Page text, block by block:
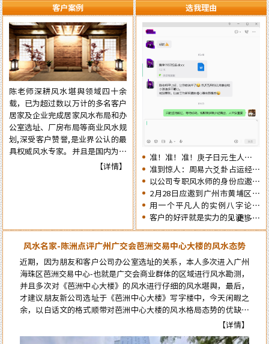
择吉中做到正确，就需要了解一下
2026年阴阳宅风水修造动土入宅
择吉的具体要点，为心宜的吉屋修
建入宅或阴宅的修造选取到一个能
够趋吉避凶的好日辰而做好规划，
争取更大的成就……
重，经济更加混乱，行业拢断更加
白热化，民营企业压力已至顶端悬
崖之上。有更多的民营企业被洗牌
面临关闭，两极化更加明显。但不
管怎样，各人有各自的命，十二生
肖生人因命局的不同，运势也各有
不同。为使自己在新的一年里能够
趋吉避凶行好运，有必要先知先
觉，提前了解一下2026年十二生
肖的流年运势情况为未来的一年提
前布局，争取更大的成就……
客户案例
陈老师深耕风水堪舆领域四十余
载，已为超过数以万计的多名客户
居家及企业完成居家风水布局和办
公室选址、厂房布局等商业风水规
划,深受客户赞誉,是业界公认的最
具权威风水专家。并且是国内为数
不多的资深四柱周易预测师，在四
【详情】
选我理由
准！准！准！庚子日元生人丙午
流年的运势判断实例
准到惊人：周易六爻卦占运经典
案例分享
以公司专职风水师的身份应邀出
席《星橙网络科技公司》成立5
周年庆典
2月28日应邀到广州市黄埔区为
朋友的亲戚堪舆住房风水
用一个平凡人的实例八字论断
2026马年的流年运势
客户的好评就是实力的见证！
更多…
风水名家-陈洲点评广州广交会芭洲交易中心大楼的风水态势
近期，因为朋友和客户公司办公室选址的关系，本人多次进入广州
海珠区芭洲交易中心-也就是广交会商业群体的区域进行风水勘测，
并且多次对《芭洲中心大楼》的风水进行仔细的风水堪舆，最后，
才建议朋友新公司选址于《芭洲中心大楼》写字楼中，今天闲暇之
余，以白话文的格式顺带对芭洲中心大楼的风水格局态势的优缺点
进行点评。而要想更科学的论断芭洲中心大楼的风水格局态势，就
必须先了解知道芭洲中心大楼及本区位的风水来龙源头…
【详情】
来自郭女士的评价：